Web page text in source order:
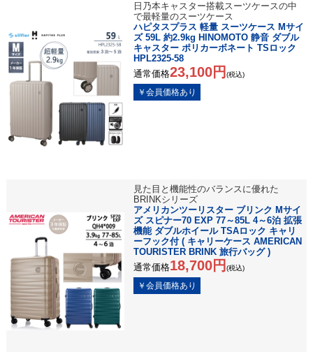
日乃本キャスター搭載スーツケースの中
で最軽量のスーツケース
ハピタスプラス 軽量 スーツケース Mサイ
ズ 59L 約2.9kg HINOMOTO 静音 ダブル
キャスター ポリカーボネート TSロック
HPL2325-58
通常価格23,100円 (税込)
見た目と機能性のバランスに優れた
BRINKシリーズ
アメリカンツーリスター ブリンク Mサイ
ズ スピナー70 EXP 77～85L 4～6泊 拡張
機能 ダブルホイール TSAロック キャリ
ーフック付 ( キャリーケース AMERICAN
TOURISTER BRINK 旅行バッグ )
通常価格18,700円 (税込)